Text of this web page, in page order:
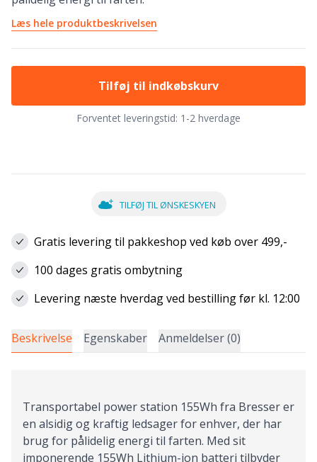
Læs hele produktbeskrivelsen
Tilføj til indkøbskurv
Forventet leveringstid: 1-2 hverdage
TILFØJ TIL ØNSKESKYEN
Gratis levering til pakkeshop ved køb over 499,-
100 dages gratis ombytning
Levering næste hverdag ved bestilling før kl. 12:00
Beskrivelse Egenskaber Anmeldelser (0)
Transportabel power station 155Wh fra Bresser er
en alsidig og kraftig ledsager for enhver, der har
brug for pålidelig energi til farten. Med sit
imponerende 155Wh Lithium-ion batteri tilbyder